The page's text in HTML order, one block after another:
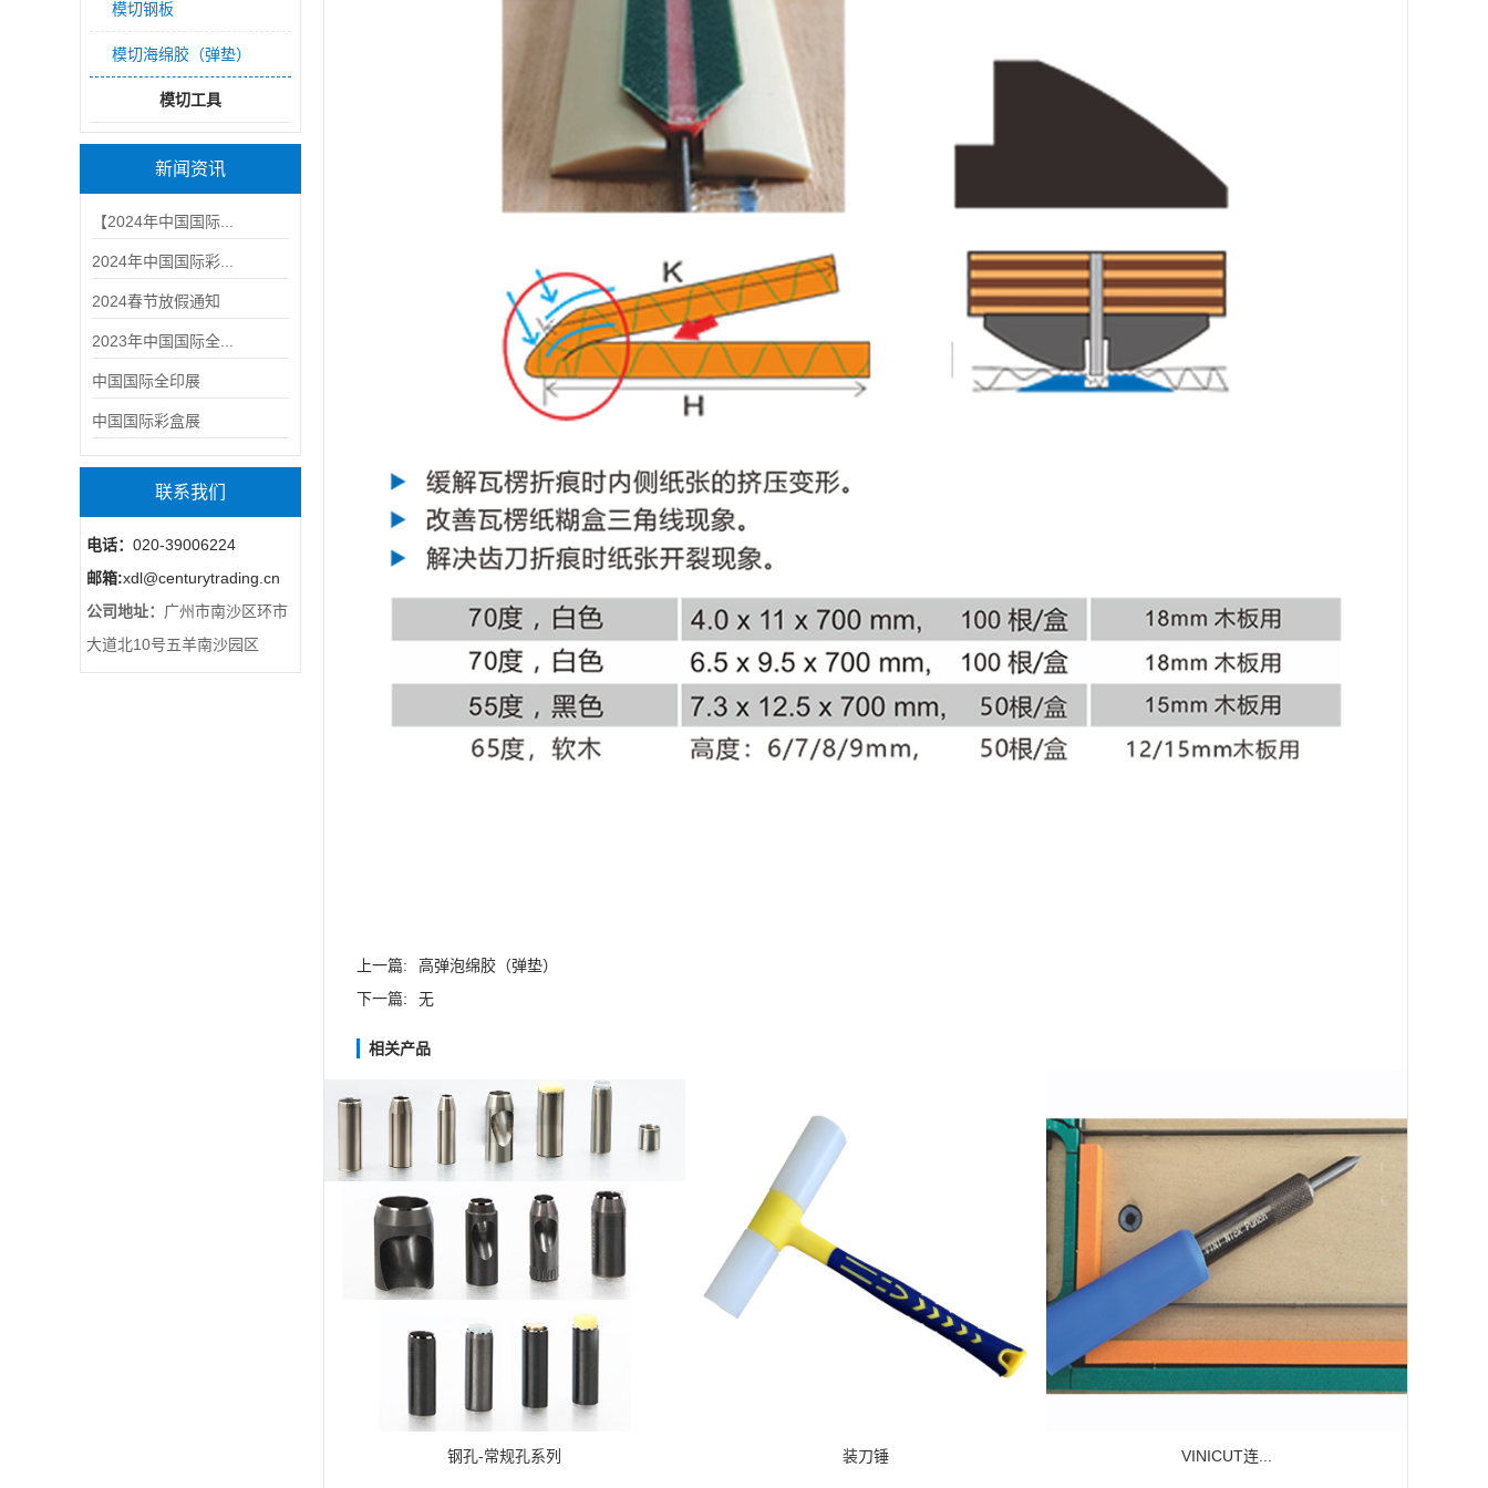
模切钢板
模切海绵胶（弹垫）
模切工具
新闻资讯
【2024年中国国际...
2024年中国国际彩...
2024春节放假通知
2023年中国国际全...
中国国际全印展
中国国际彩盒展
联系我们
电话： 020-39006224
邮箱:xdl@centurytrading.cn
公司地址： 广州市南沙区环市
大道北10号五羊南沙园区
上一篇:
高弹泡绵胶（弹垫）
下一篇:
无
相关产品
钢孔-常规孔系列 装刀锤 VINICUT连...